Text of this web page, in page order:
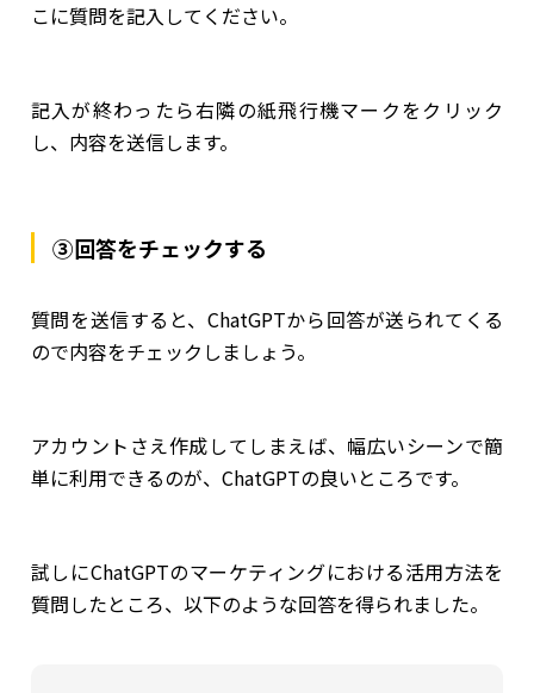
こに質問を記入してください。
記入が終わったら右隣の紙飛行機マークをクリック
し、内容を送信します。
③回答をチェックする
質問を送信すると、ChatGPTから回答が送られてくる
ので内容をチェックしましょう。
アカウントさえ作成してしまえば、幅広いシーンで簡
単に利用できるのが、ChatGPTの良いところです。
試しにChatGPTのマーケティングにおける活用方法を
質問したところ、以下のような回答を得られました。